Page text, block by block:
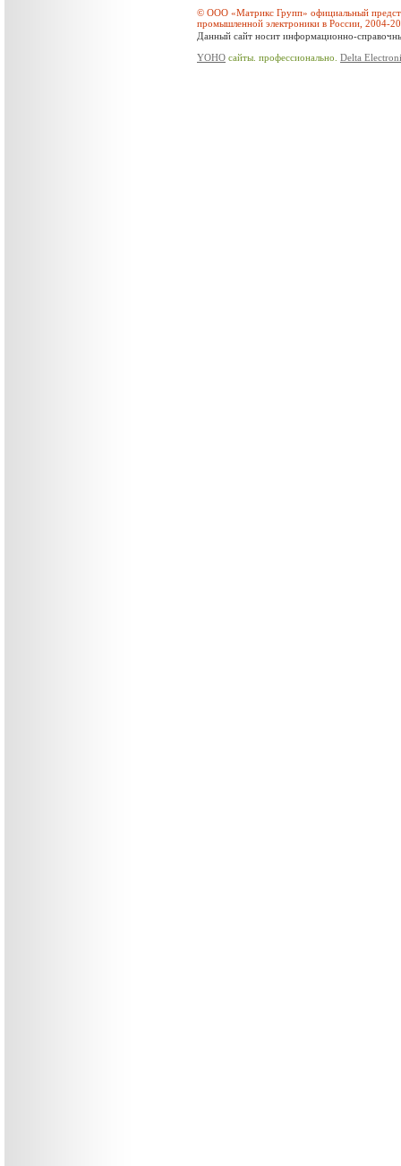
© ООО «Матрикс Групп» официальный
промышленной электроники в России, 2004-
Данный сайт носит информационно-
YOHO сайты. профессионально. Delta